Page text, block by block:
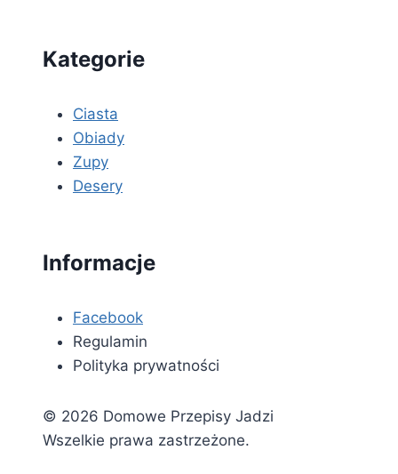
Kategorie
Ciasta
Obiady
Zupy
Desery
Informacje
Facebook
Regulamin
Polityka prywatności
© 2026 Domowe Przepisy Jadzi
Wszelkie prawa zastrzeżone.